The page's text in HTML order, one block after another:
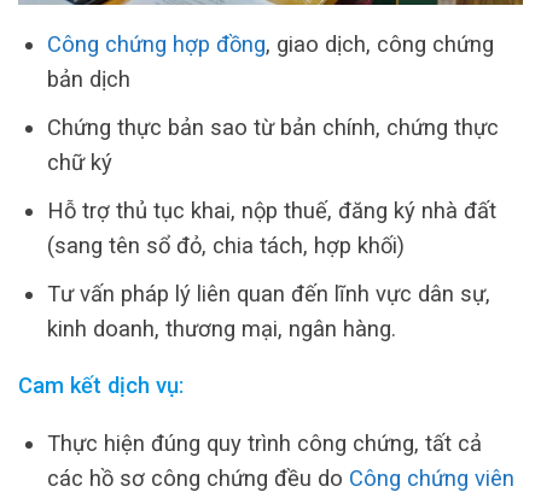
Công chứng hợp đồng, giao dịch, công chứng
bản dịch
Chứng thực bản sao từ bản chính, chứng thực
chữ ký
Hỗ trợ thủ tục khai, nộp thuế, đăng ký nhà đất
(sang tên sổ đỏ, chia tách, hợp khối)
Tư vấn pháp lý liên quan đến lĩnh vực dân sự,
kinh doanh, thương mại, ngân hàng.
Cam kết dịch vụ:
Thực hiện đúng quy trình công chứng, tất cả
các hồ sơ công chứng đều do Công chứng viên